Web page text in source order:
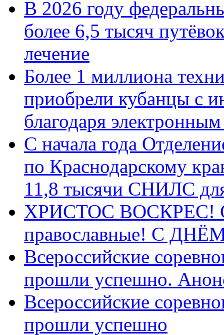
В 2026 году
более 6,5 тысяч
лечение
Более 1 миллиона
приобрели кубанцы с
благодаря
С начала года
по Краснодарскому
11,8 тысячи СНИЛС
ХРИСТОС ВОСКРЕС! С
православные! C
Всероссийские
прошли успешно.
Всероссийские
прошли успешно